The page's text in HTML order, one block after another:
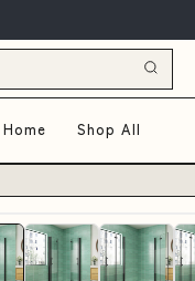
Home Shop All